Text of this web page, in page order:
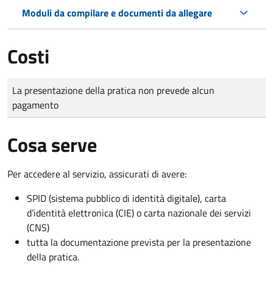
Moduli da compilare e documenti da allegare
Costi
Tipo di pagamento
Importo
La presentazione della pratica non prevede alcun
pagamento
Cosa serve
Per accedere al servizio, assicurati di avere:
SPID (sistema pubblico di identità digitale), carta
d’identità elettronica (CIE) o carta nazionale dei servizi
(CNS)
tutta la documentazione prevista per la presentazione
della pratica.